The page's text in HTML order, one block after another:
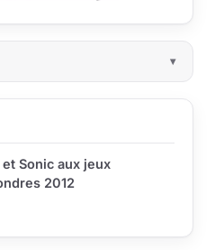
Sonic aux jeux
2012